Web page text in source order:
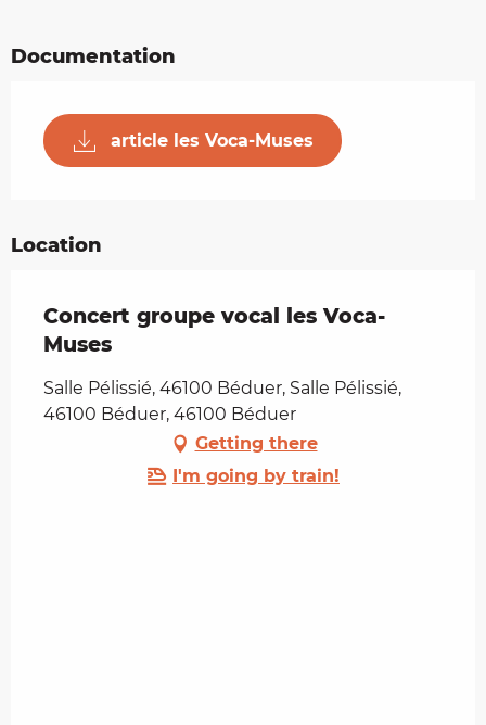
Documentation
article les Voca-Muses
Location
Concert groupe vocal les Voca-
Muses
Salle Pélissié, 46100 Béduer, Salle Pélissié,
46100 Béduer, 46100 Béduer
Getting there
I'm going by train!